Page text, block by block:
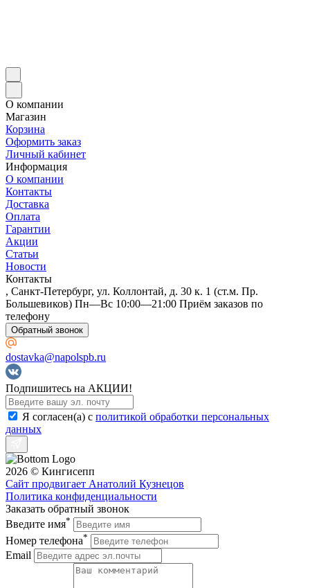
О компании
Магазин
Корзина
Оформить заказ
Личный кабинет
Информация
О компании
Контакты
Доставка
Оплата
Гарантии
Акции
Статьи
Новости
Контакты
, Санкт-Петербург, ул. Коллонтай, д. 30 к. 1 (ст.м. Пр.
Большевиков) Пн—Вс 10:00—21:00 Приём заказов по
телефону
Обратный звонок
dostavka@napolspb.ru
Подпишитесь на АКЦИИ!
Я согласен(a) с политикой обработки персональных
данных
2026 © Кингисепп
Сайт продвигает Анатолий Кузнецов
Политика конфиденциальности
Заказать обратный звонок
Введите имя*
Номер телефона*
Email